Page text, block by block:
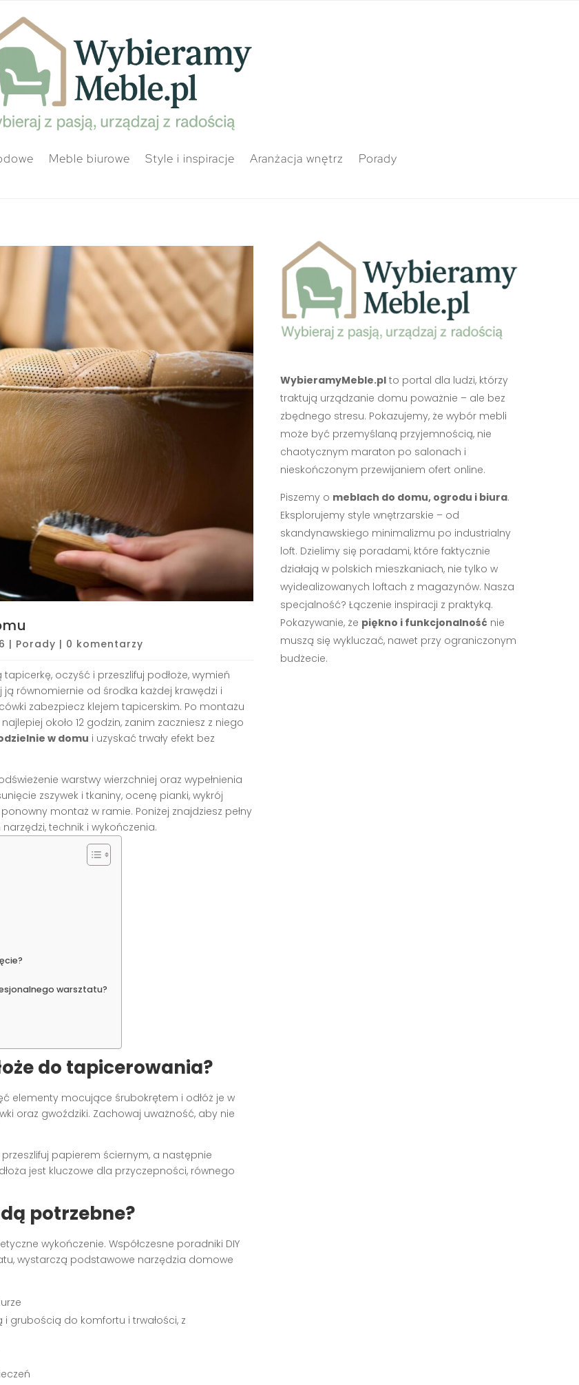
Meble biurowe Style i inspiracje Aranżacja wnętrz Porady
| Porady | 0 komentarzy
oczyść i przeszlifuj podłoże, wymień
równomiernie od środka każdej krawędzi i
zabezpiecz klejem tapicerskim. Po montażu
około 12 godzin, zanim zaczniesz z niego
w domu i uzyskać trwały efekt bez
warstwy wierzchniej oraz wypełnienia
zszywek i tkaniny, ocenę pianki, wykrój
montaż w ramie. Poniżej znajdziesz pełny
technik i wykończenia.
warsztatu?
do tapicerowania?
elementy mocujące śrubokrętem i odłóż je w
oraz gwoździki. Zachowaj uważność, aby nie
papierem ściernym, a następnie
jest kluczowe dla przyczepności, równego
potrzebne?
wykończenie. Współczesne poradniki DIY
wystarczą podstawowe narzędzia domowe
grubością do komfortu i trwałości, z
WybieramyMeble.plto portal dla ludzi, którzy
traktują urządzanie domu poważnie – ale bez
zbędnego stresu. Pokazujemy, że wybór mebli
może być przemyślaną przyjemnością, nie
chaotycznym maraton po salonach i
nieskończonym przewijaniem ofert online.
Piszemy o meblach do domu, ogrodu i biura.
Eksplorujemy style wnętrzarskie – od
skandynawskiego minimalizmu po industrialny
loft. Dzielimy się poradami, które faktycznie
działają w polskich mieszkaniach, nie tylko w
wyidealizowanych loftach z magazynów. Nasza
specjalność? Łączenie inspiracji z praktyką.
Pokazywanie, że piękno i funkcjonalność nie
muszą się wykluczać, nawet przy ograniczonym
budżecie.